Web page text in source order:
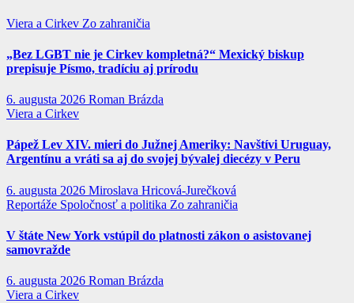
Viera a Cirkev Zo zahraničia
„Bez LGBT nie je Cirkev kompletná?“ Mexický biskup
prepisuje Písmo, tradíciu aj prírodu
6. augusta 2026 Roman Brázda
Viera a Cirkev
Pápež Lev XIV. mieri do Južnej Ameriky: Navštívi Uruguay,
Argentínu a vráti sa aj do svojej bývalej diecézy v Peru
6. augusta 2026 Miroslava Hricová-Jurečková
Reportáže Spoločnosť a politika Zo zahraničia
V štáte New York vstúpil do platnosti zákon o asistovanej
samovražde
6. augusta 2026 Roman Brázda
Viera a Cirkev